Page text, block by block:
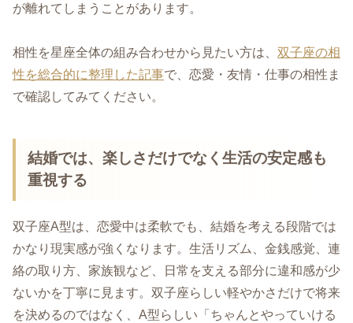
が離れてしまうことがあります。
相性を星座全体の組み合わせから見たい方は、 双子座の相
性を総合的に整理した記事で、恋愛・友情・仕事の相性ま
で確認してみてください。
結婚では、楽しさだけでなく生活の安定感も
重視する
双子座A型は、恋愛中は柔軟でも、結婚を考える段階では
かなり現実感が強くなります。生活リズム、金銭感覚、連
絡の取り方、家族観など、日常を支える部分に違和感が少
ないかを丁寧に見ます。双子座らしい軽やかさだけで将来
を決めるのではなく、A型らしい「ちゃんとやっていける